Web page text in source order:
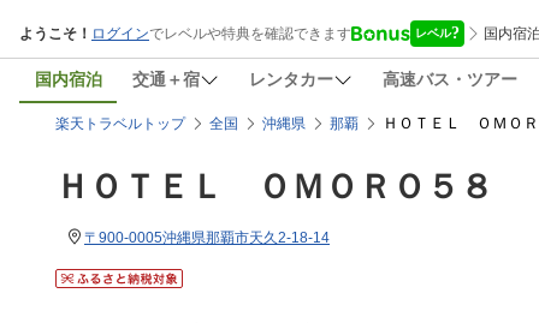
国内宿泊 交通＋宿 レンタカー 高速バス・ツアー
楽天トラベルトップ 全国 沖縄県 那覇 ＨＯＴＥＬ ＯＭＯ
ＨＯＴＥＬ ＯＭＯＲＯ５８
〒900-0005沖縄県那覇市天久2-18-14